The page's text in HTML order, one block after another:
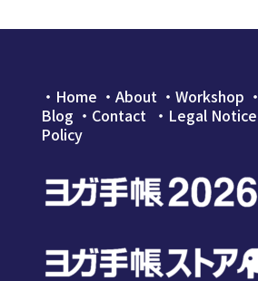
・ Home ・ About・ Workshop ・
Blog ・ Contact ・Legal Notice
Policy